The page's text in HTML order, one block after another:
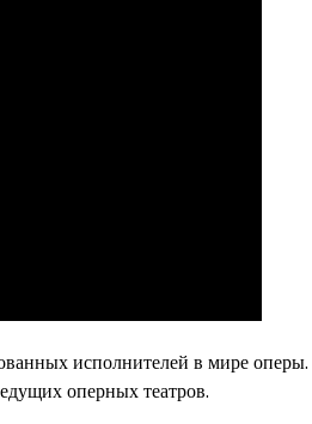
исполнителей в мире оперы.
оперных театров.